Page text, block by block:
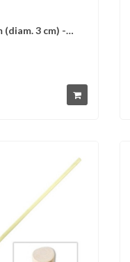
Liste d'envies
(diam. 3 cm) -